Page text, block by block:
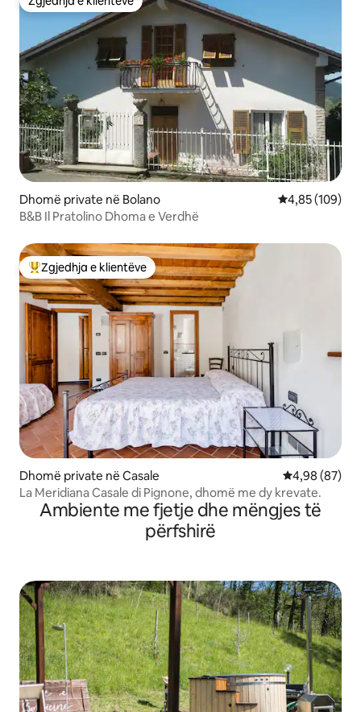
Zgjedhja e klientëve
Dhomë private në Bolano Vlerësimi
4,85 (109)
B&B Il Pratolino Dhoma e Verdhë
Më të mirat e zgjedhjeve të klientëve
Zgjedhja e klientëve
Dhomë private në Casale Vlerësimi
4,98 (87)
La Meridiana Casale di Pignone, dhomë me dy krevate.
Ambiente me fjetje dhe mëngjes të
përfshirë